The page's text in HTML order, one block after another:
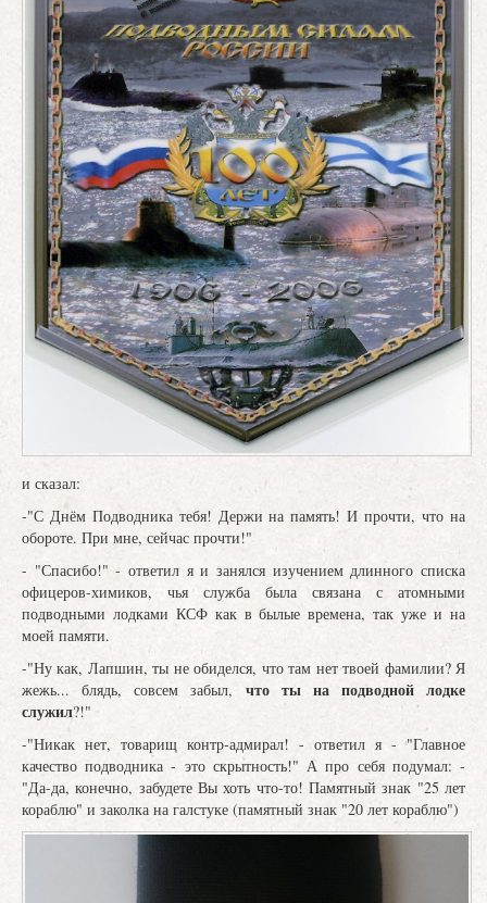
и сказал:
-"С Днём Подводника тебя! Держи на память! И прочти, что на
обороте. При мне, сейчас прочти!"
- "Спасибо!" - ответил я и занялся изучением длинного списка
офицеров-химиков, чья служба была связана с атомными
подводными лодками КСФ как в былые времена, так уже и на
моей памяти.
-"Ну как, Лапшин, ты не обиделся, что там нет твоей фамилии? Я
жежь... блядь, совсем забыл, что ты на подводной лодке
служил?!"
-"Никак нет, товарищ контр-адмирал! - ответил я - "Главное
качество подводника - это скрытность!" А про себя подумал: -
"Да-да, конечно, забудете Вы хоть что-то! Памятный знак "25 лет
кораблю" и заколка на галстуке (памятный знак "20 лет кораблю")